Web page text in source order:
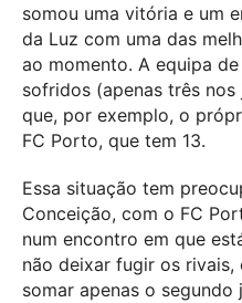
somou uma vitória e um
da Luz com uma das
ao momento. A equipa
sofridos (apenas três
que, por exemplo, o
FC Porto, que tem 13.
Essa situação tem
Conceição, com o FC
num encontro em que
não deixar fugir os
somar apenas o